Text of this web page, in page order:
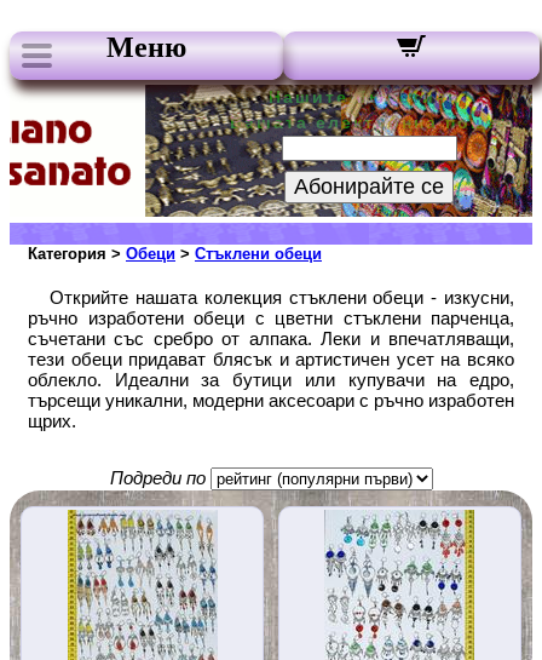
Меню
Нашите бюлетини:
Вашата електронна поща:
Абонирайте се
Категория > Обеци > Стъклени обеци
Открийте нашата колекция стъклени обеци - изкусни,
ръчно изработени обеци с цветни стъклени парченца,
съчетани със сребро от алпака. Леки и впечатляващи,
тези обеци придават блясък и артистичен усет на всяко
облекло. Идеални за бутици или купувачи на едро,
търсещи уникални, модерни аксесоари с ръчно изработен
щрих.
Подреди по